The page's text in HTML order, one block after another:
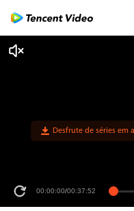
Desfrute de séries em
00:00:00/00:37:52